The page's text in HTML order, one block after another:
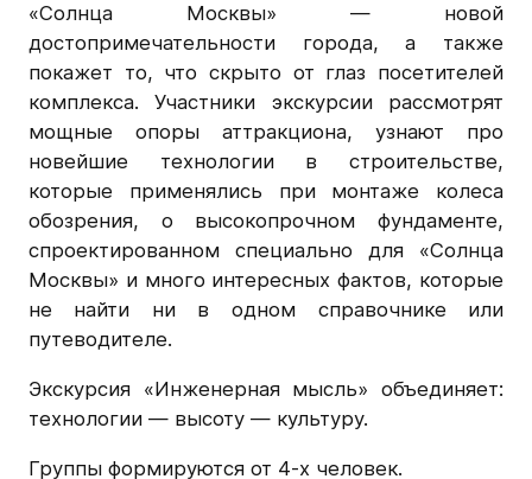
«Солнца Москвы» — новой
достопримечательности города, а также
покажет то, что скрыто от глаз посетителей
комплекса. Участники экскурсии рассмотрят
мощные опоры аттракциона, узнают про
новейшие технологии в строительстве,
которые применялись при монтаже колеса
обозрения, о высокопрочном фундаменте,
спроектированном специально для «Солнца
Москвы» и много интересных фактов, которые
не найти ни в одном справочнике или
путеводителе.
Экскурсия «Инженерная мысль» объединяет:
технологии — высоту — культуру.
Группы формируются от 4-х человек.